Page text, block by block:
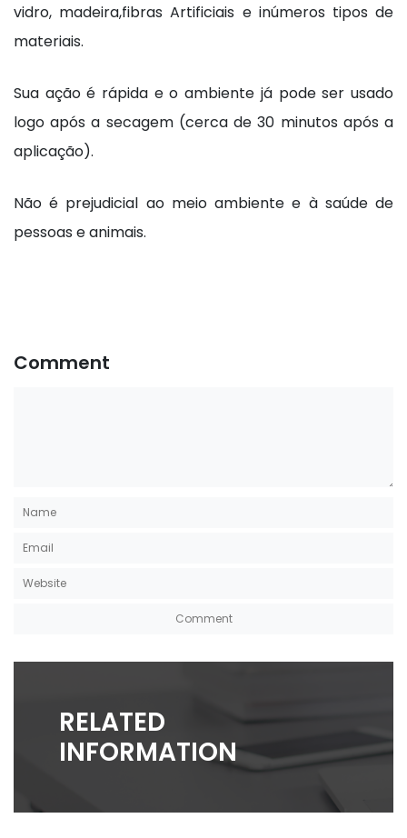
vidro, madeira,fibras Artificiais e inúmeros tipos de
materiais.
Sua ação é rápida e o ambiente já pode ser usado
logo após a secagem (cerca de 30 minutos após a
aplicação).
Não é prejudicial ao meio ambiente e à saúde de
pessoas e animais.
Comment
RELATED
INFORMATION